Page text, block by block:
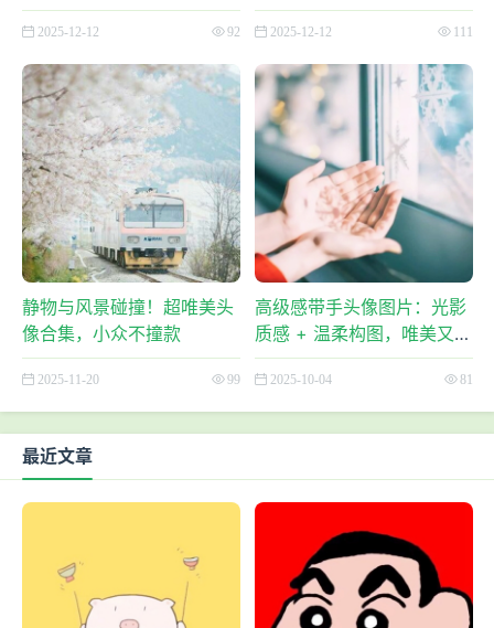
2025-12-12 92
一张都戳中审美
2025-12-12 111
静物与风景碰撞！超唯美头
像合集，小众不撞款
2025-11-20 99
高级感带手头像图片：光影
质感 + 温柔构图，唯美又显
气质
2025-10-04 81
最近文章